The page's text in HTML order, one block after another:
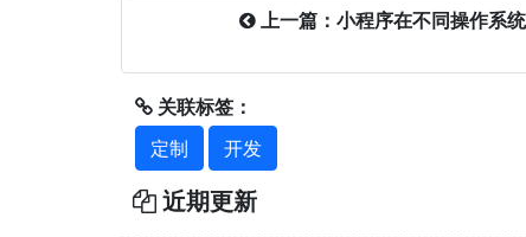
上一篇：小程序在不同操作系
关联标签：
定制
开发
近期更新